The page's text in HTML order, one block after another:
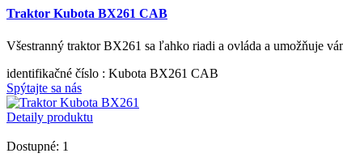
Traktor Kubota BX261 CAB
Všestranný traktor BX261 sa ľahko riadi a ovláda a umožňuje
identifikačné číslo : Kubota BX261 CAB
Spýtajte sa nás
Detaily produktu
Dostupné: 1